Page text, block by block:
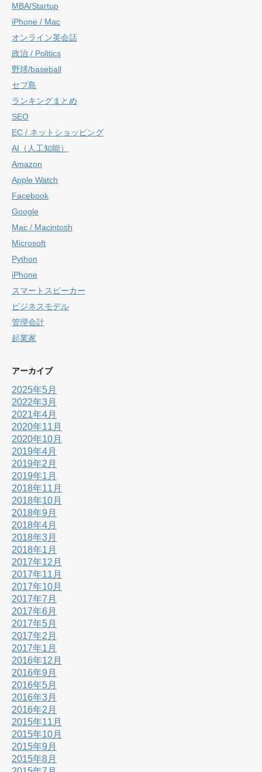
MBA/Startup
iPhone / Mac
オンライン英会話
政治 / Politics
野球/baseball
セブ島
ランキングまとめ
SEO
EC / ネットショッピング
AI（人工知能）
Amazon
Apple Watch
Facebook
Google
Mac / Macintosh
Microsoft
Python
iPhone
スマートスピーカー
ビジネスモデル
管理会計
起業家
アーカイブ
2025年5月
2022年3月
2021年4月
2020年11月
2020年10月
2019年4月
2019年2月
2019年1月
2018年11月
2018年10月
2018年9月
2018年4月
2018年3月
2018年1月
2017年12月
2017年11月
2017年10月
2017年7月
2017年6月
2017年5月
2017年2月
2017年1月
2016年12月
2016年9月
2016年5月
2016年3月
2016年2月
2015年11月
2015年10月
2015年9月
2015年8月